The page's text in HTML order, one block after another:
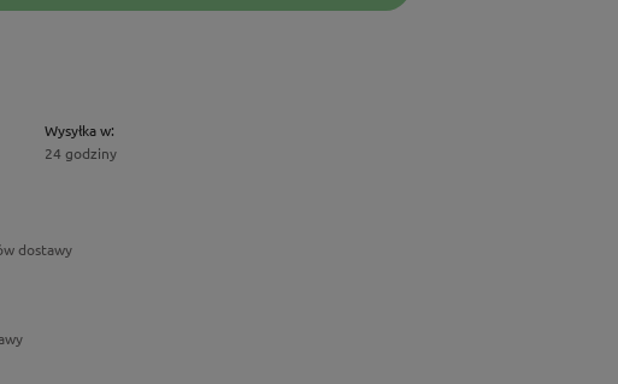
Wysyłka w:
24 godziny
dostawy